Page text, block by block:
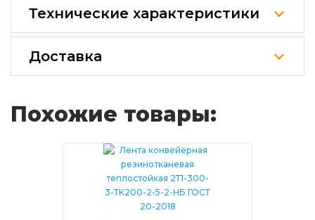
Технические характеристики
Доставка
Похожие товары: